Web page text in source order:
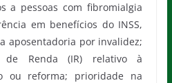
a pessoas com fibromialgia
em benefícios do INSS,
aposentadoria por invalidez;
de Renda (IR) relativo à
ou reforma; prioridade na